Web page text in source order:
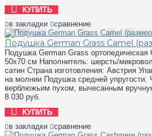
КУПИТЬ
в закладки
сравнение
Подушка German Grass Camel
Подушка German Grass
50х70 см Наполнитель: шерсть/
сатин Страна изготовления: Австрия
на молнии Подушка средней упругости.
верблюжьим пухом, вычесанным
8 030 руб.
КУПИТЬ
в закладки
сравнение